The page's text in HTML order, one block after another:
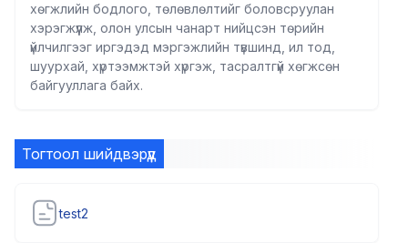
хөгжлийн бодлого, төлөвлөлтийг боловсруулан
хэрэгжүүлж, олон улсын чанарт нийцсэн төрийн
үйлчилгээг иргэдэд мэргэжлийн түвшинд, ил тод,
шуурхай, хүртээмжтэй хүргэж, тасралтгүй хөгжсөн
байгууллага байх.
Тогтоол шийдвэрүүд
test2